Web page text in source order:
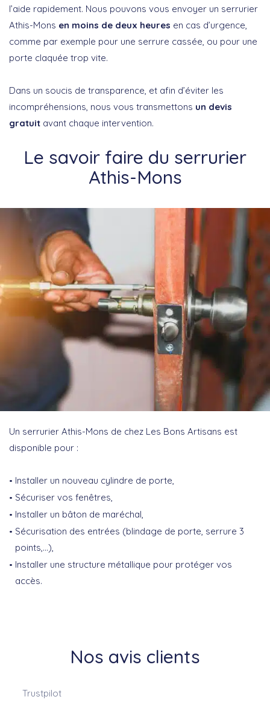
l’aide rapidement. Nous pouvons vous envoyer un serrurier
Athis-Mons en moins de deux heures en cas d’urgence,
comme par exemple pour une serrure cassée, ou pour une
porte claquée trop vite.
Dans un soucis de transparence, et afin d’éviter les
incompréhensions, nous vous transmettons un devis
gratuit avant chaque intervention.
Le savoir faire du serrurier
Athis-Mons
Un serrurier Athis-Mons de chez Les Bons Artisans est
disponible pour :
Installer un nouveau cylindre de porte,
Sécuriser vos fenêtres,
Installer un bâton de maréchal,
Sécurisation des entrées (blindage de porte, serrure 3
points,…),
Installer une structure métallique pour protéger vos
accès.
Nos avis clients
Trustpilot